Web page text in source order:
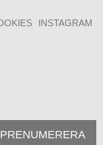
INSTAGRAM
PRENUMERERA